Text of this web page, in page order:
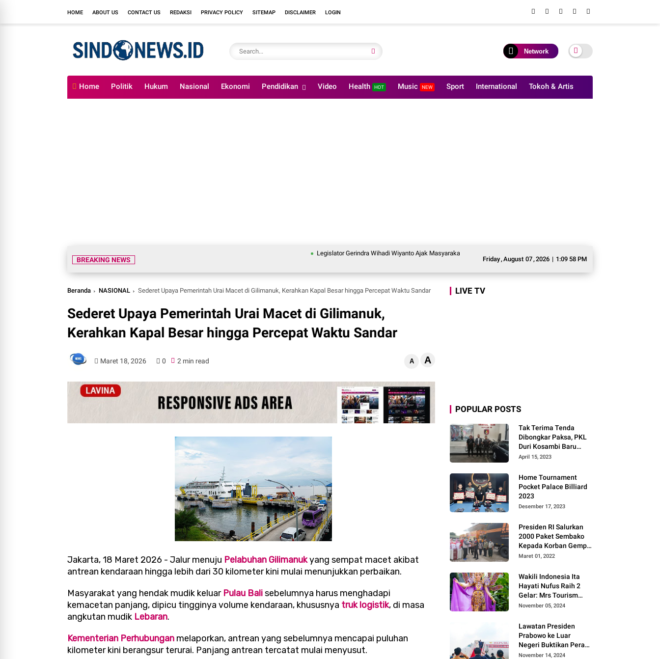
HOME ABOUT US CONTACT US REDAKSI PRIVACY POLICY SITEMAP DISCLAIMER LOGIN
Network
Home Politik Hukum Nasional Ekonomi Pendidikan Video Health HOT Music NEW Sport International Tokoh & Artis
Friday,August 07,2026 | 1:09 59 PM
BREAKING NEWS
Legislator Gerindra Wihadi Wiyanto Ajak Masyarakat Awasi Program Makan Bergizi Gratis agar Tepat Sasaran
Beranda NASIONAL Sederet Upaya Pemerintah Urai Macet di Gilimanuk, Kerahkan Kapal Besar hingga Percepat Waktu Sandar
Sederet Upaya Pemerintah Urai Macet di Gilimanuk,
Kerahkan Kapal Besar hingga Percepat Waktu Sandar
Maret 18, 2026 0 2 min read A A
Jakarta, 18 Maret 2026 - Jalur menuju Pelabuhan Gilimanukyang sempat macet akibat
antrean kendaraan hingga lebih dari 30 kilometer kini mulai menunjukkan perbaikan.
Masyarakat yang hendak mudik keluar Pulau Balisebelumnya harus menghadapi
kemacetan panjang, dipicu tingginya volume kendaraan, khususnya truk logistik, di masa
angkutan mudik Lebaran.
Kementerian Perhubungan melaporkan, antrean yang sebelumnya mencapai puluhan
kilometer kini berangsur terurai. Panjang antrean tercatat mulai menyusut.
LIVE TV
POPULAR POSTS
Tak Terima Tenda
Dibongkar Paksa, PKL
Duri Kosambi Baru
Gugat PT MD
April 15, 2023
Home Tournament
Pocket Palace Billiard
2023
Desember 17, 2023
Presiden RI Salurkan
2000 Paket Sembako
Kepada Korban Gempa
di Pasaman Barat
Maret 01, 2022
Wakili Indonesia Ita
Hayati Nufus Raih 2
Gelar: Mrs Tourism
2024 dan Fourth
Worldwide
International 2024, di
Pemilihan Mrs
Worldwide 2024
November 05, 2024
Lawatan Presiden
Prabowo ke Luar
Negeri Buktikan Peran
Strategis Indonesia di
November 14, 2024